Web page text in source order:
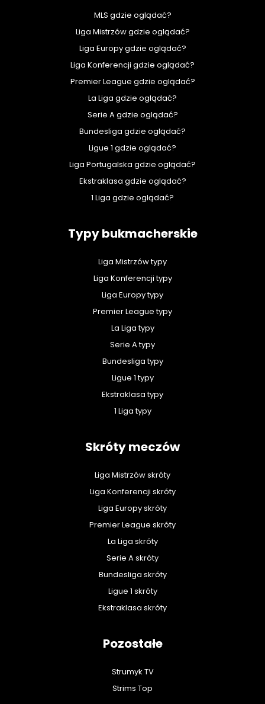
MLS gdzie oglądać?
Liga Mistrzów gdzie oglądać?
Liga Europy gdzie oglądać?
Liga Konferencji gdzie oglądać?
Premier League gdzie oglądać?
La Liga gdzie oglądać?
Serie A gdzie oglądać?
Bundesliga gdzie oglądać?
Ligue 1 gdzie oglądać?
Liga Portugalska gdzie oglądać?
Ekstraklasa gdzie oglądać?
1 Liga gdzie oglądać?
Typy bukmacherskie
Liga Mistrzów typy
Liga Konferencji typy
Liga Europy typy
Premier League typy
La Liga typy
Serie A typy
Bundesliga typy
Ligue 1 typy
Ekstraklasa typy
1 Liga typy
Skróty meczów
Liga Mistrzów skróty
Liga Konferencji skróty
Liga Europy skróty
Premier League skróty
La Liga skróty
Serie A skróty
Bundesliga skróty
Ligue 1 skróty
Ekstraklasa skróty
Pozostałe
Strumyk TV
Strims Top